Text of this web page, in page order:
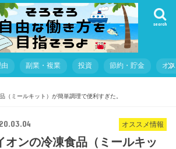
search
副業・複業 投資 節約・貯金 オ
（ミールキット）が簡単調理で便利すぎた。
オススメ情報
オンの冷凍食品（ミールキッ